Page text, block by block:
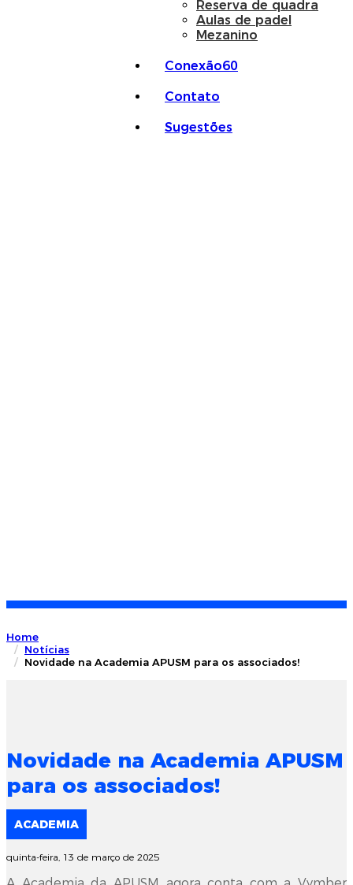
Reserva de quadra
Aulas de padel
Mezanino
Conexão60
Contato
Sugestões
Home
Notícias
Novidade na Academia APUSM para os associados!
Novidade na Academia APUSM
para os associados!
ACADEMIA
quinta-feira, 13 de março de 2025